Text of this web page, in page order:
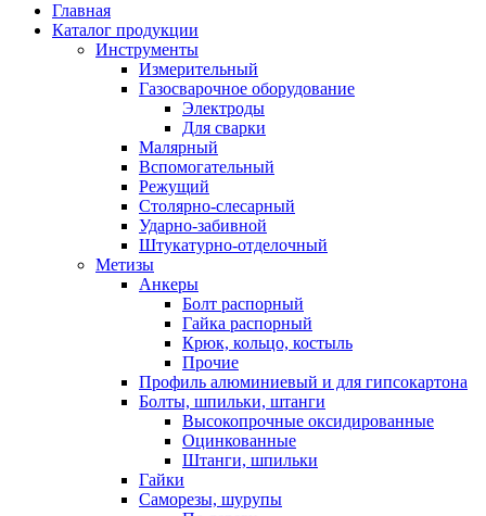
Главная
Каталог продукции
Инструменты
Измерительный
Газосварочное оборудование
Электроды
Для сварки
Малярный
Вспомогательный
Режущий
Столярно-слесарный
Ударно-забивной
Штукатурно-отделочный
Метизы
Анкеры
Болт распорный
Гайка распорный
Крюк, кольцо, костыль
Прочие
Профиль алюминиевый и для гипсокартона
Болты, шпильки, штанги
Высокопрочные оксидированные
Оцинкованные
Штанги, шпильки
Гайки
Саморезы, шурупы